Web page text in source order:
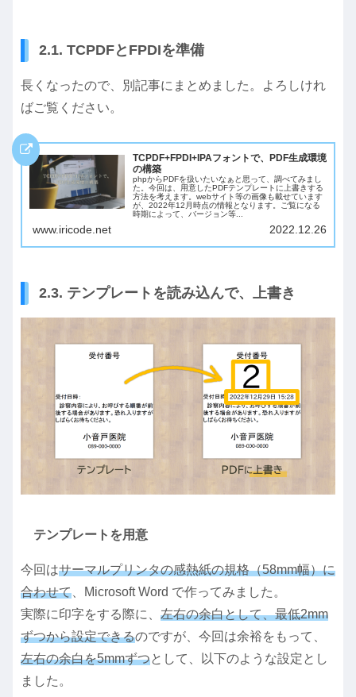
2.1. TCPDFとFPDIを準備
長くなったので、別記事にまとめました。よろしけれ
ばご覧ください。
TCPDF+FPDI+IPAフォントで、PDF生成環境
の構築
phpからPDFを扱いたいなぁと思って、調べてみまし
た。今回は、用意したPDFテンプレートに上書きする
方法を考えます。webサイト等の画像も載せています
が、2022年12月時点の情報となります。ご覧になる
時期によって、バージョン等...
www.iricode.net 2022.12.26
2.3. テンプレートを読み込んで、上書き
テンプレートを用意
今回はサーマルプリンタの感熱紙の規格（58mm幅）に
合わせて 、Microsoft Word で作ってみました。
実際に印字をする際に、 左右の余白として、最低2mm
ずつから設定できるのですが、今回は余裕をもって、
左右の余白を5mmずつとして、以下のような設定とし
ました。